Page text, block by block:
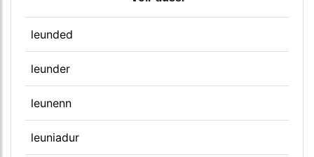
leunded
leunder
leunenn
leuniadur